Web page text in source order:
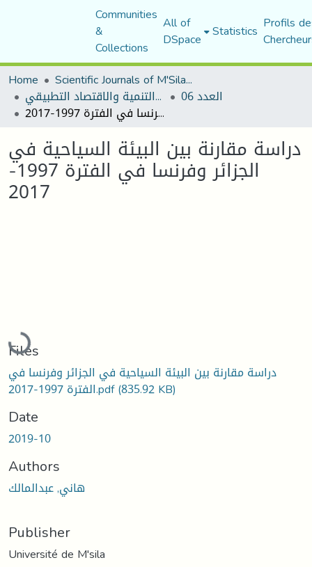
Communities
&
Collections
All of
DSpace Statistics Profils
Home
Scientific Journals of M'Sila University
مجلة التنمية والاقتصاد التطبيقي العدد 06
دراسة مقارنة بين البيئة السياحية في الجزائر وفرنسا في الفترة 1997-2017
دراسة مقارنة بين البيئة السياحية في
الجزائر وفرنسا في الفترة 1997-
2017
Loading...
Files
دراسة مقارنة بين البيئة السياحية في الجزائر وفرنسا في
الفترة 1997-2017.pdf(835.92 KB)
Date
2019-10
Authors
هاني, عبدالمالك
Publisher
Université de M'sila